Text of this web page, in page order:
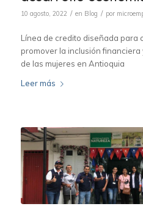
10 agosto, 2022 / en Blog / por
Línea de credito diseñada para
promover la inclusión
de las mujeres en Antioquia
Leer más